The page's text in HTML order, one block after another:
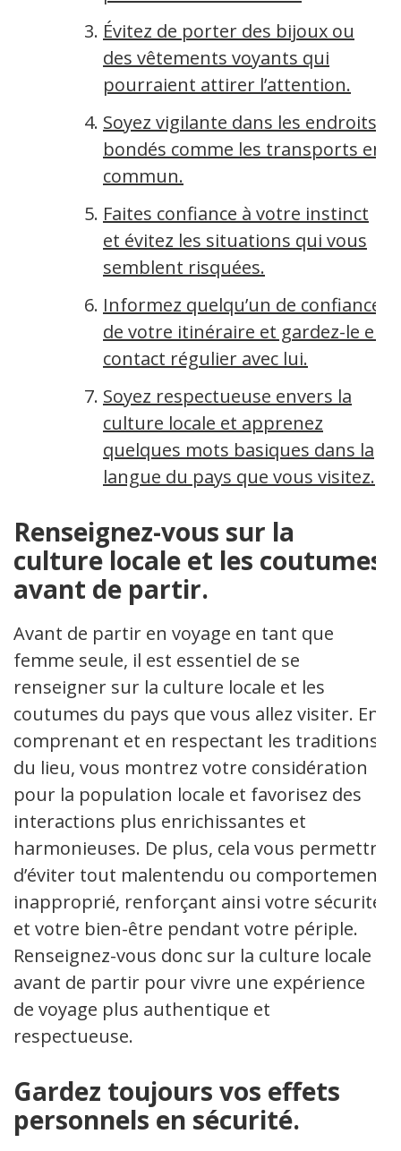
Évitez de porter des bijoux ou
des vêtements voyants qui
pourraient attirer l’attention.
Soyez vigilante dans les endroits
bondés comme les transports en
commun.
Faites confiance à votre instinct
et évitez les situations qui vous
semblent risquées.
Informez quelqu’un de confiance
de votre itinéraire et gardez-le en
contact régulier avec lui.
Soyez respectueuse envers la
culture locale et apprenez
quelques mots basiques dans la
langue du pays que vous visitez.
Renseignez-vous sur la
culture locale et les coutumes
avant de partir.
Avant de partir en voyage en tant que
femme seule, il est essentiel de se
renseigner sur la culture locale et les
coutumes du pays que vous allez visiter. En
comprenant et en respectant les traditions
du lieu, vous montrez votre considération
pour la population locale et favorisez des
interactions plus enrichissantes et
harmonieuses. De plus, cela vous permettra
d’éviter tout malentendu ou comportement
inapproprié, renforçant ainsi votre sécurité
et votre bien-être pendant votre périple.
Renseignez-vous donc sur la culture locale
avant de partir pour vivre une expérience
de voyage plus authentique et
respectueuse.
Gardez toujours vos effets
personnels en sécurité.